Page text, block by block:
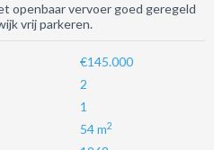
openbaar vervoer goed geregeld
vrij parkeren.
€145.000
2
1
54 m2